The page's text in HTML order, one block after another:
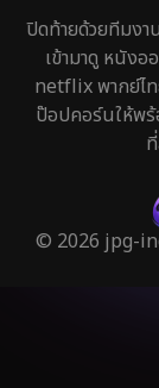
ปิดท้ายด้วยทีมงา
เข้ามาดู หนังอ
netflix พากย์ไ
ป๊อปคอร์นให้พ
© 2026 jpg-